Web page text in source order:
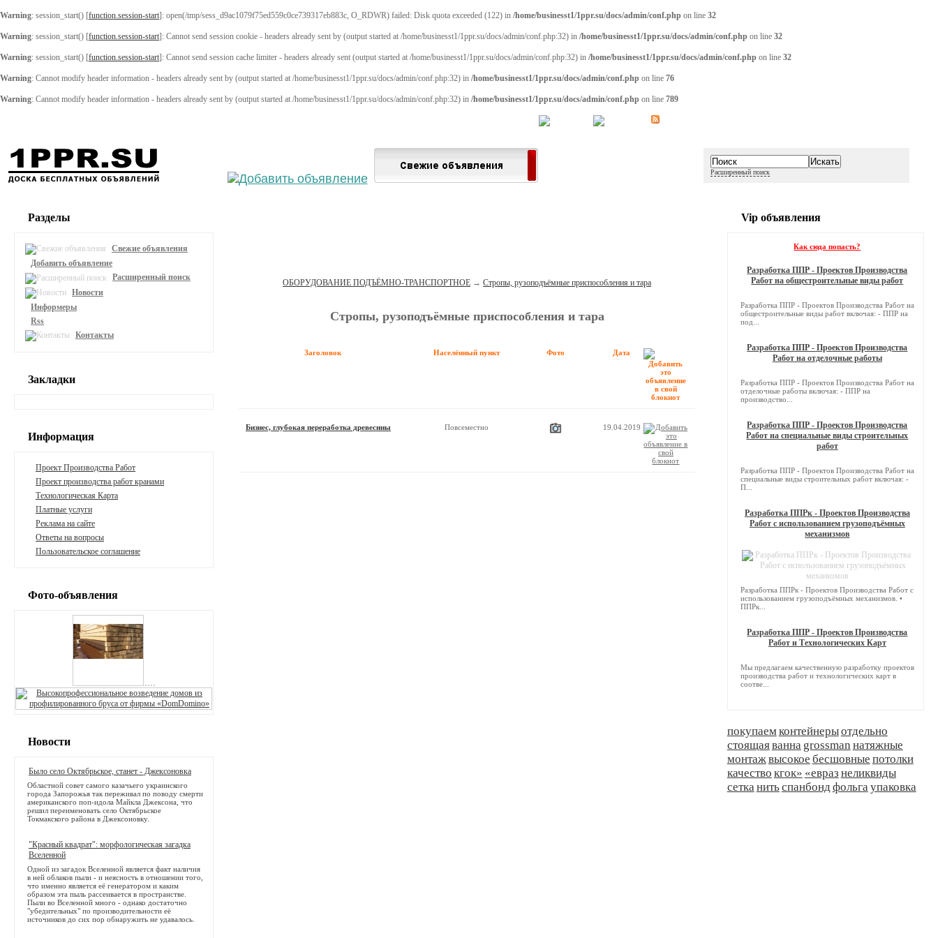
Warning: session_start() [function.session-start]: open(/tmp/sess_d9ac1079f75ed559c0ce739317eb883c, O_RDWR) failed: Disk quota exceeded (122) in /home/businesst1/1ppr.su/docs/admin/conf.php on line 32
Warning: session_start() [function.session-start]: Cannot send session cookie - headers already sent by (output started at /home/businesst1/1ppr.su/docs/admin/conf.php:32) in /home/businesst1/1ppr.su/docs/admin/conf.php on line 32
Warning: session_start() [function.session-start]: Cannot send session cache limiter - headers already sent (output started at /home/businesst1/1ppr.su/docs/admin/conf.php:32) in /home/businesst1/1ppr.su/docs/admin/conf.php on line 32
Warning: Cannot modify header information - headers already sent by (output started at /home/businesst1/1ppr.su/docs/admin/conf.php:32) in /home/businesst1/1ppr.su/docs/admin/conf.php on line 76
Warning: Cannot modify header information - headers already sent by (output started at /home/businesst1/1ppr.su/docs/admin/conf.php:32) in /home/businesst1/1ppr.su/docs/admin/conf.php on line 789
Расширенный поиск
ОБОРУДОВАНИЕ ПОДЪЁМНО-ТРАНСПОРТНОЕ →Стропы, рузоподъёмные приспособления и тара
Стропы, рузоподъёмные приспособления и тара
Заголовок Дата
Фото
Населённый пункт
Бизнес, глубокая переработка древесины 19.04.2019
Повсеместно
Разделы
Свежие объявления
Добавить объявление
Расширенный поиск
Новости
Информеры
Rss
Контакты
Закладки
Информация
Проект Производства Работ
Проект производства работ кранами
Технологическая Карта
Платные услуги
Реклама на сайте
Ответы на вопросы
Пользовательское соглашение
Фото-объявления
Новости
Было село Октябрьское, станет - Джексоновка
Областной совет самого казачьего украинского
города Запорожья так переживал по поводу смерти
американского поп-идола Майкла Джексона, что
решил переименовать село Октябрьское
Токмакского района в Джексоновку.
"Красный квадрат": морфологическая загадка
Вселенной
Одной из загадок Вселенной является факт наличия
в ней облаков пыли - и неясность в отношении того,
что именно является её генератором и каким
образом эта пыль рассеивается в пространстве.
Пыли во Вселенной много - однако достаточно
"убедительных" по производительности её
источников до сих пор обнаружить не удавалось.
Vip объявления
Как сюда попасть?
Разработка ППР - Проектов Производства
Работ на общестроительные виды работ
Разработка ППР - Проектов Производства Работ на
общестроительные виды работ включая: - ППР на
под...
Разработка ППР - Проектов Производства
Работ на отделочные работы
Разработка ППР - Проектов Производства Работ на
отделочные работы включая: - ППР на
производство...
Разработка ППР - Проектов Производства
Работ на специальные виды строительных
работ
Разработка ППР - Проектов Производства Работ на
специальные виды строительных работ включая: -
П...
Разработка ППРк - Проектов Производства
Работ с использованием грузоподъёмных
механизмов
Разработка ППРк - Проектов Производства Работ с
использованием грузоподъёмных механизмов. •
ППРк...
Разработка ППР - Проектов Производства
Работ и Технологических Карт
Мы предлагаем качественную разработку проектов
производства работ и технологических карт в
соотве...
покупаемконтейнерыотдельно
стоящаяванна grossman натяжные
монтажвысокое бесшовные потолки
качество кгок» «евраз неликвиды
сетканитьспанбондфольгаупаковка